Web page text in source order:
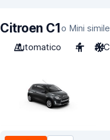
Citroen C1o Mini simile
Automatico
4 A/C